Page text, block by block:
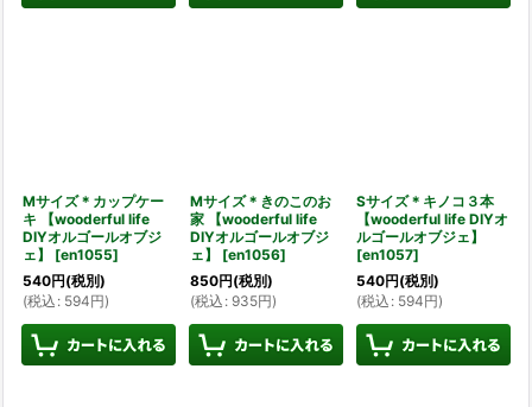
Mサイズ＊カップケー
キ 【wooderful life
DIYオルゴールオブジ
ェ】
[en1055]
540円(税別)
(税込 : 594円)
Mサイズ＊きのこのお
家 【wooderful life
DIYオルゴールオブジ
ェ】
[en1056]
850円(税別)
(税込 : 935円)
Sサイズ＊キノコ３本
【wooderful life DIYオ
ルゴールオブジェ】
[en1057]
540円(税別)
(税込 : 594円)